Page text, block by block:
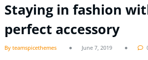
Staying in fashion
perfect accessory
By teamspicethemes June 7, 2019